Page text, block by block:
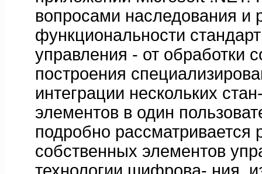
вопросами наследования и
функциональности
управления - от обработки
построения
интеграции нескольких
элементов в один
подробно рассматривается
собственных элементов